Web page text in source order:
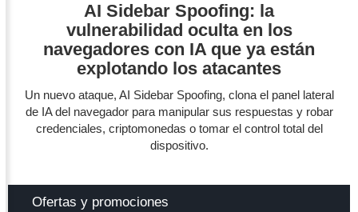
AI Sidebar Spoofing: la
vulnerabilidad oculta en los
navegadores con IA que ya están
explotando los atacantes
Un nuevo ataque, AI Sidebar Spoofing, clona el panel lateral
de IA del navegador para manipular sus respuestas y robar
credenciales, criptomonedas o tomar el control total del
dispositivo.
Ofertas y promociones